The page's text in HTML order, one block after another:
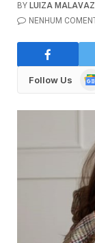
BY LUIZA
NENHUM
Follow Us